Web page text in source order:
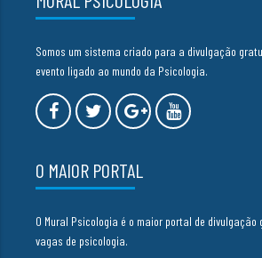
Somos um sistema criado para a divulgação
evento ligado ao mundo da Psicologia.
O MAIOR PORTAL
O Mural Psicologia é o maior portal de divulgação
vagas de psicologia.